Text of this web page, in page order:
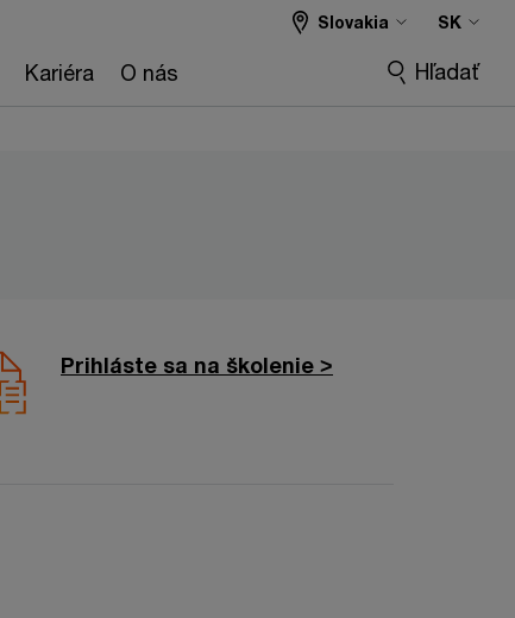
Kariéra O nás
Slovakia SK
Hľadať
Prihláste sa na školenie >